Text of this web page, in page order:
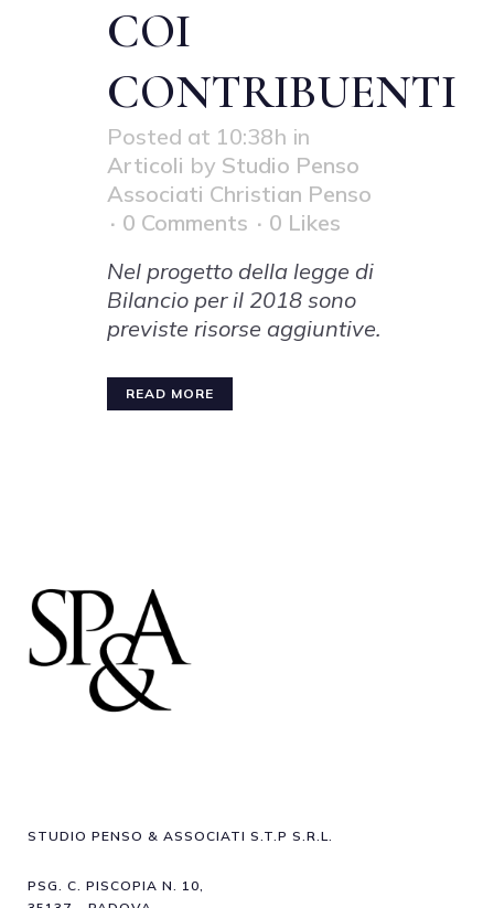
COI
CONTRIBUENTI
Posted at 10:38h in
Articoli by Studio Penso
Associati Christian Penso
0 Comments
0 Likes
Nel progetto della legge di
Bilancio per il 2018 sono
previste risorse aggiuntive.
READ MORE
STUDIO PENSO & ASSOCIATI S.T.P S.R.L.
PSG. C. PISCOPIA N. 10,